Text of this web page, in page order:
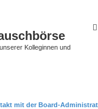
Kolleginnen und
mit der Board-